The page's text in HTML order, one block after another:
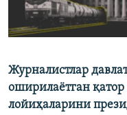
Журналистлар
оширилаётган
лойиҳаларини